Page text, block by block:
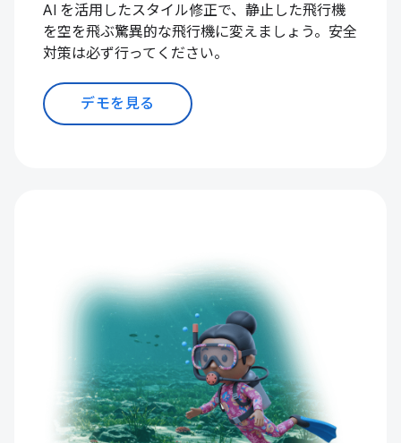
AI を活用したスタイル修正で、静止した飛行機
を空を飛ぶ驚異的な飛行機に変えましょう。安全
対策は必ず行ってください。
デモを見る